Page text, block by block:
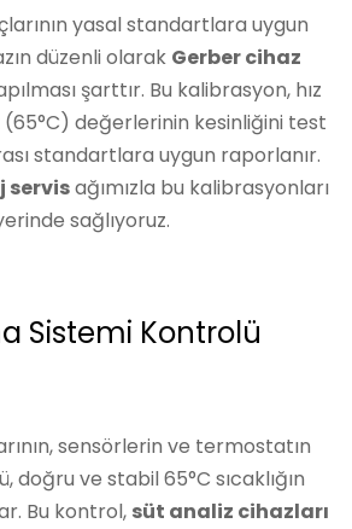
yasal standartlara uygun
düzenli olarak Gerber cihaz
şarttır. Bu kalibrasyon, hız
(65°C) değerlerinin kesinliğini test
standartlara uygun raporlanır.
servisağımızla bu kalibrasyonları
sağlıyoruz.
Sistemi Kontrolü
sensörlerin ve termostatın
doğru ve stabil 65°C sıcaklığın
Bu kontrol, süt analiz cihazları